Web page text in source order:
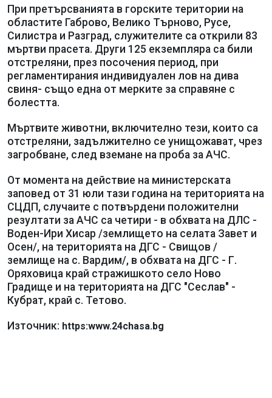
При претърсванията в горските територии на
областите Габрово, Велико Търново, Русе,
Силистра и Разград, служителите са открили 83
мъртви прасета. Други 125 екземпляра са били
отстреляни, през посочения период, при
регламентирания индивидуален лов на дива
свиня- също една от мерките за справяне с
болестта.
Мъртвите животни, включително тези, които са
отстреляни, задължително се унищожават, чрез
загробване, след вземане на проба за АЧС.
От момента на действие на министерската
заповед от 31 юли тази година на територията на
СЦДП, случаите с потвърдени положителни
резултати за АЧС са четири - в обхвата на ДЛС -
Воден-Ири Хисар /землището на селата Завет и
Осен/, на територията на ДГС - Свищов /
землище на с. Вардим/, в обхвата на ДГС - Г.
Оряховица край стражишкото село Ново
Градище и на територията на ДГС "Сеслав" -
Кубрат, край с. Тетово.
Източник: https:www.24chasa.bg